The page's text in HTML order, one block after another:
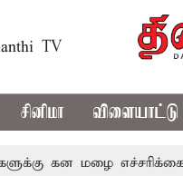
TV
சினிமா விளையாட்டு
மழை எச்சரிக்கை